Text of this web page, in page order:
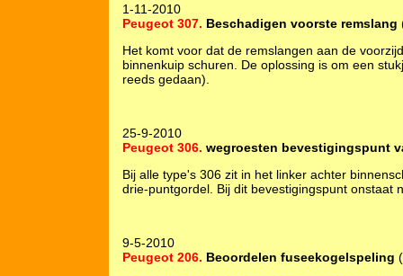
1-11-2010
Peugeot 307. Beschadigen voorste remslang
Het komt voor dat de remslangen aan de
binnenkuip schuren. De oplossing is om een
reeds gedaan).
25-9-2010
Peugeot 306. wegroesten bevestigingspunt
Bij alle type's 306 zit in het linker achter
drie-puntgordel. Bij dit bevestigingspunt onstaat
9-5-2010
Peugeot 206. Beoordelen fuseekogelspeling